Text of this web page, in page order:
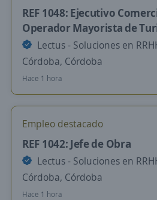
REF 1048: Ejecutivo
Operador Mayorista de
Lectus - Soluciones en
Córdoba, Córdoba
Hace 1 hora
Empleo destacado
REF 1042: Jefe de Obra
Lectus - Soluciones en
Córdoba, Córdoba
Hace 1 hora